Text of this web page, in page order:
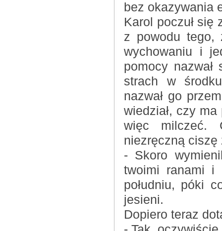
bez okazywania
Karol poczuł się
z powodu tego,
wychowaniu i
pomocy
strach w
nazwał go
wiedział, czy
więc milczeć.
niezręczną ciszę
- Skoro
twoimi ranami i
południu, póki
jesieni.
Dopiero teraz